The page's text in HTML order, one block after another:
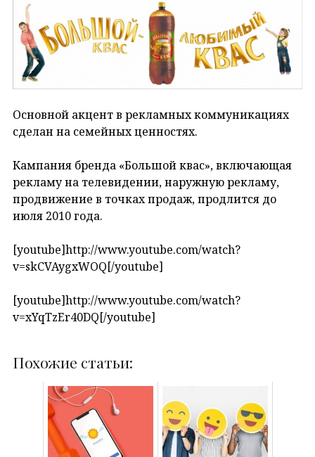
Основной акцент в рекламных коммуникациях
сделан на семейных ценностях.
Кампания бренда «Большой квас», включающая
рекламу на телевидении, наружную рекламу,
продвижение в точках продаж, продлится до
июля 2010 года.
[youtube]http://www.youtube.com/watch?
v=skCVAygxWOQ[/youtube]
[youtube]http://www.youtube.com/watch?
v=xYqTzEr40DQ[/youtube]
Похожие статьи: